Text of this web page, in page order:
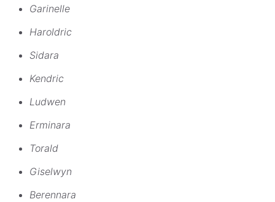
Garinelle
Haroldric
Sidara
Kendric
Ludwen
Erminara
Torald
Giselwyn
Berennara